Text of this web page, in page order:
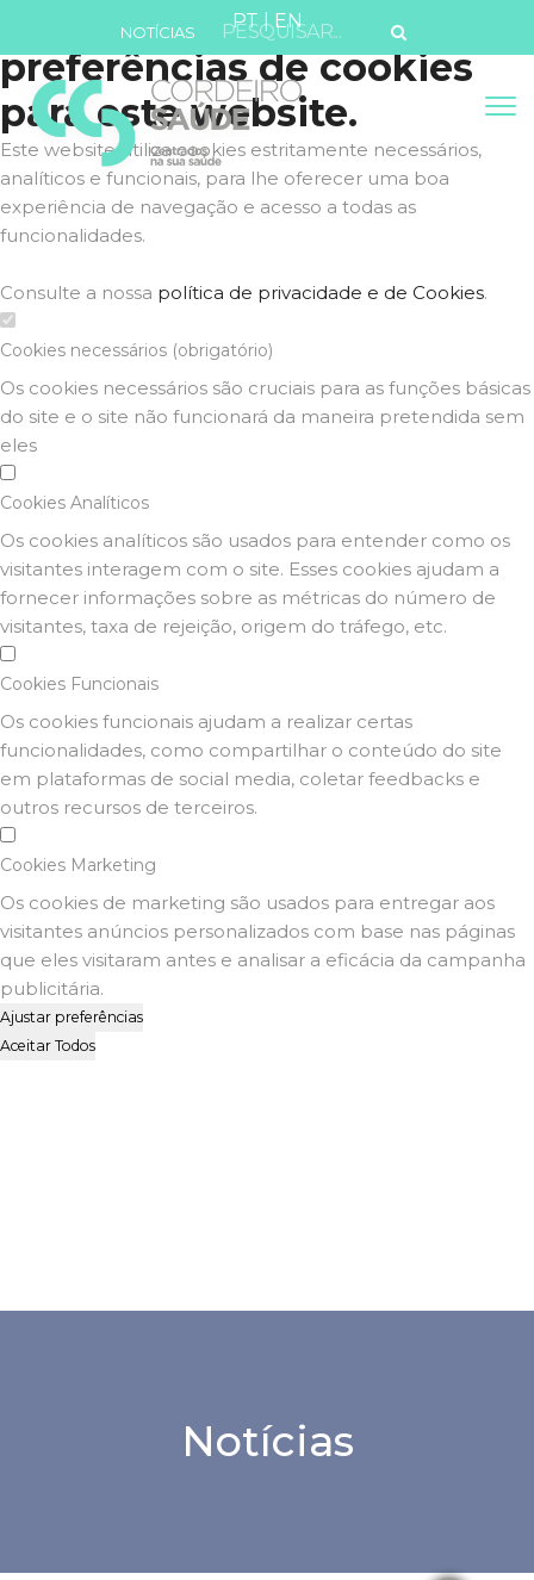
Defina as suas
preferências de cookies
para este website.
Este website utiliza cookies estritamente necessários,
analíticos e funcionais, para lhe oferecer uma boa
experiência de navegação e acesso a todas as
funcionalidades.
Consulte a nossa política de privacidade e de Cookies.
Cookies necessários (obrigatório)
Os cookies necessários são cruciais para as funções básicas
do site e o site não funcionará da maneira pretendida sem
eles
Cookies Analíticos
Os cookies analíticos são usados para entender como os
visitantes interagem com o site. Esses cookies ajudam a
fornecer informações sobre as métricas do número de
visitantes, taxa de rejeição, origem do tráfego, etc.
Cookies Funcionais
Os cookies funcionais ajudam a realizar certas
funcionalidades, como compartilhar o conteúdo do site
em plataformas de social media, coletar feedbacks e
outros recursos de terceiros.
Cookies Marketing
Os cookies de marketing são usados para entregar aos
visitantes anúncios personalizados com base nas páginas
que eles visitaram antes e analisar a eficácia da campanha
publicitária.
Ajustar preferências
Aceitar Todos
PT| EN
NOTÍCIAS
Notícias